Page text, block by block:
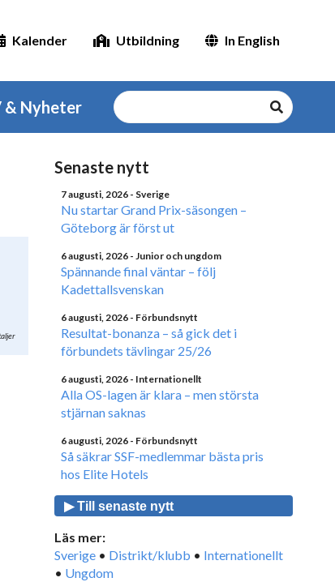
Kalender Utbildning In English
& Nyheter
Senaste nytt
7 augusti, 2026 - Sverige
Nu startar Grand Prix-säsongen –
Göteborg är först ut
6 augusti, 2026 - Junior och ungdom
Spännande final väntar – följ
Kadettallsvenskan
6 augusti, 2026 - Förbundsnytt
Resultat-bonanza – så gick det i
förbundets tävlingar 25/26
6 augusti, 2026 - Internationellt
Alla OS-lagen är klara – men största
stjärnan saknas
6 augusti, 2026 - Förbundsnytt
Så säkrar SSF-medlemmar bästa pris
hos Elite Hotels
▶ Till senaste nytt
Läs mer:
Sverige • Distrikt/klubb • Internationellt
• Ungdom